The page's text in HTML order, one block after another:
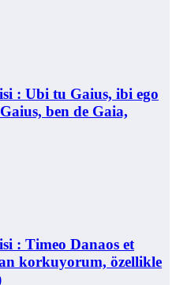
: Ubi tu Gaius, ibi ego
ben de Gaia,
: Timeo Danaos et
korkuyorum, özellikle